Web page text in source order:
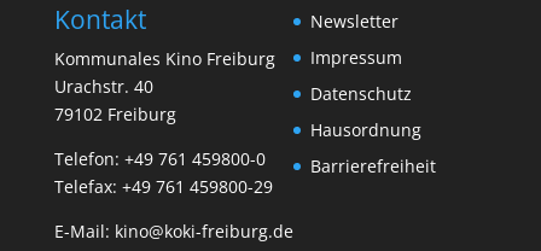
Kontakt
Kommunales Kino Freiburg
Urachstr. 40
79102 Freiburg
Telefon: +49 761 459800-0
Telefax: +49 761 459800-29
E-Mail: kino@koki-freiburg.de
Newsletter
Impressum
Datenschutz
Hausordnung
Barrierefreiheit